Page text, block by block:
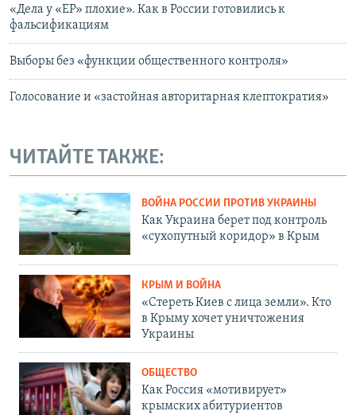
«Дела у «ЕР» плохие». Как в России готовились к
фальсификациям
Выборы без «функции общественного контроля»
Голосование и «застойная авторитарная клептократия»
ЧИТАЙТЕ ТАКЖЕ:
ВОЙНА РОССИИ ПРОТИВ УКРАИНЫ
Как Украина берет под контроль
«сухопутный коридор» в Крым
КРЫМ И ВОЙНА
«Стереть Киев с лица земли». Кто
в Крыму хочет уничтожения
Украины
ОБЩЕСТВО
Как Россия «мотивирует»
крымских абитуриентов